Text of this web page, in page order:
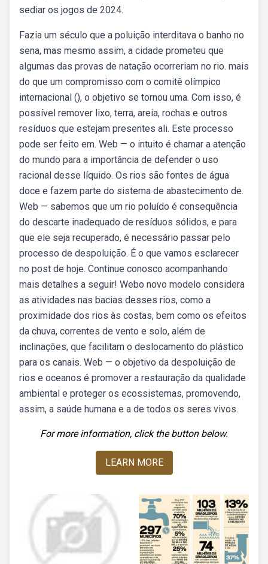
sediar os jogos de 2024.
Fazia um século que a poluição interditava o banho no
sena, mas mesmo assim, a cidade prometeu que
algumas das provas de natação ocorreriam no rio. mais
do que um compromisso com o comitê olímpico
internacional (), o objetivo se tornou uma. Com isso, é
possível remover lixo, terra, areia, rochas e outros
resíduos que estejam presentes ali. Este processo
pode ser feito em. Web — o intuito é chamar a atenção
do mundo para a importância de defender o uso
racional desse líquido. Os rios são fontes de água
doce e fazem parte do sistema de abastecimento de.
Web — sabemos que um rio poluído é consequência
do descarte inadequado de resíduos sólidos, e para
que ele seja recuperado, é necessário passar pelo
processo de despoluição. É o que vamos esclarecer
no post de hoje. Continue conosco acompanhando
mais detalhes a seguir! Webo novo modelo considera
as atividades nas bacias desses rios, como a
proximidade dos rios às costas, bem como os efeitos
da chuva, correntes de vento e solo, além de
inclinações, que facilitam o deslocamento do plástico
para os canais. Web — o objetivo da despoluição de
rios e oceanos é promover a restauração da qualidade
ambiental e proteger os ecossistemas, promovendo,
assim, a saúde humana e a de todos os seres vivos.
For more information, click the button below.
LEARN MORE